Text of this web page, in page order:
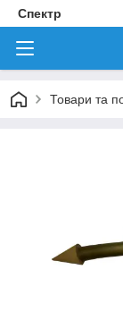
Спектр
Товари та